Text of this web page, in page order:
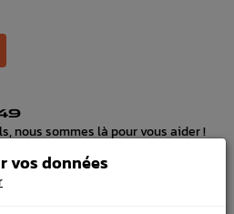
nous sommes là pour vous aider !
à 12h et de 13h30 à 17h
vos données